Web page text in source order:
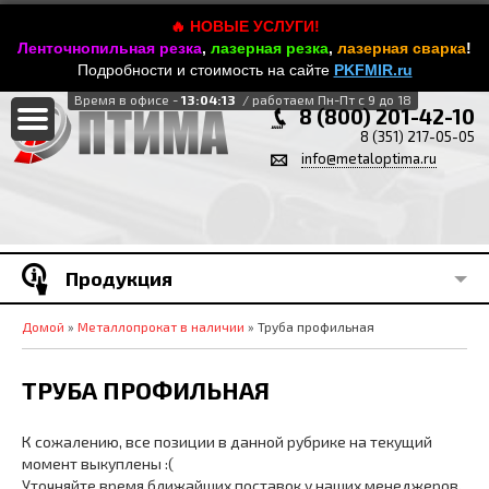
🔥 НОВЫЕ УСЛУГИ!
Ленточнопильная резка, лазерная резка, лазерная сварка!
Подробности и стоимость на сайте PKFMIR.ru
Время в офисе - 13:04:13 / работаем Пн-Пт с 9 до 18
8 (800) 201-42-10
8 (351) 217-05-05
info@metaloptima.ru
Продукция
Домой » Металлопрокат в наличии » Труба профильная
ТРУБА ПРОФИЛЬНАЯ
К сожалению, все позиции в данной рубрике на текущий
момент выкуплены :(
Уточняйте время ближайших поставок у наших менеджеров.